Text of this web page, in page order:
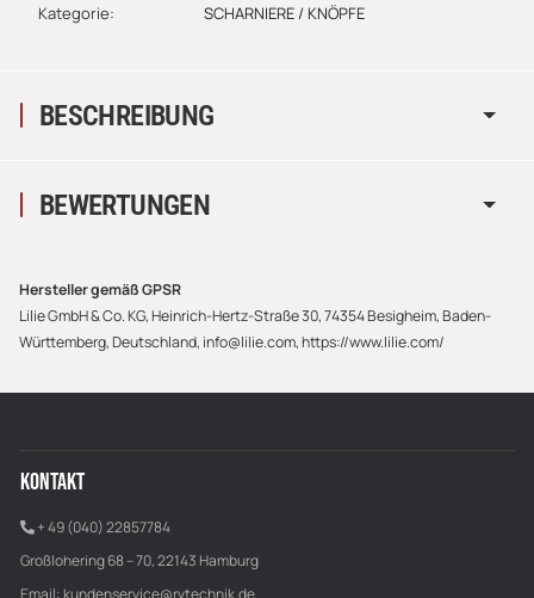
Kategorie: SCHARNIERE / KNÖPFE
BESCHREIBUNG
BEWERTUNGEN
Hersteller gemäß GPSR
Lilie GmbH & Co. KG, Heinrich-Hertz-Straße 30, 74354 Besigheim, Baden-
Württemberg, Deutschland, info@lilie.com, https://www.lilie.com/
KONTAKT
+ 49 (040) 22857784
Großlohering 68 – 70, 22143 Hamburg
Email: kundenservice@rvtechnik.de